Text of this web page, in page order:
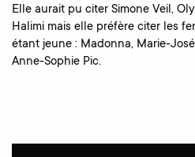
Elle aurait pu citer Simone Veil,
Halimi mais elle préfère citer les
étant jeune : Madonna, Marie-
Anne-Sophie Pic.